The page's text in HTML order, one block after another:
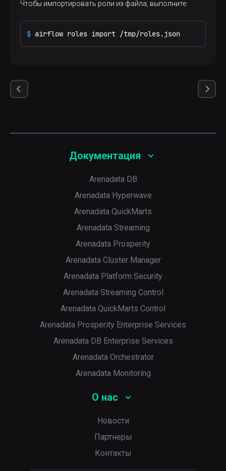
Чтобы импортировать роли из файла, выполните:
$ airflow roles import /tmp/roles.json
Документация
Arenadata DB
Arenadata Hyperwave
Arenadata QuickMarts
Arenadata Streaming
Arenadata Prosperity
Arenadata Cluster Manager
Arenadata Platform Security
Arenadata Streaming Control
Arenadata QuickMarts Control
Arenadata Prosperity Enterprise Services
Arenadata DB Enterprise Services
Arenadata Orchestrator
Arenadata Monitoring
О нас
Новости
Партнеры
Контакты